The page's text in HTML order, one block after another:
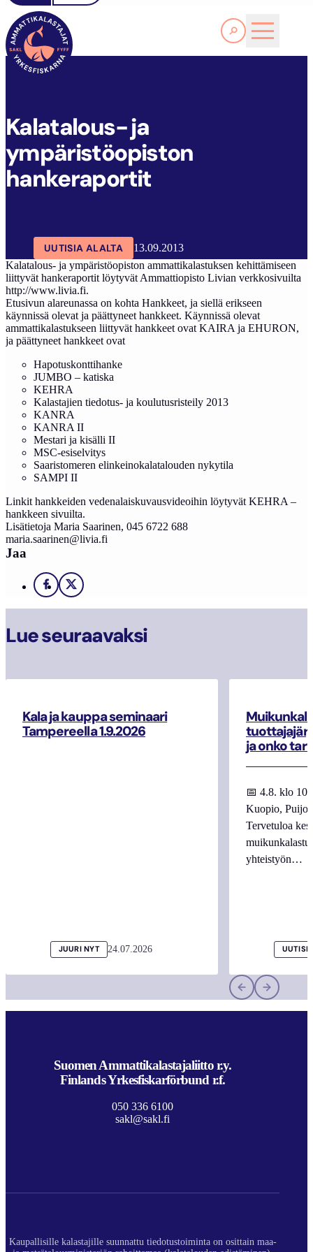
Lue lisää
SAKL
Kalatalous- ja
ympäristöopiston
hankeraportit
UUTISIA ALALTA
13.09.2013
Kalatalous- ja ympäristöopiston ammattikalastuksen kehittämiseen
liittyvät hankeraportit löytyvät Ammattiopisto Livian verkkosivuilta
http://www.livia.fi.
Etusivun alareunassa on kohta Hankkeet, ja siellä erikseen
käynnissä olevat ja päättyneet hankkeet. Käynnissä olevat
ammattikalastukseen liittyvät hankkeet ovat KAIRA ja EHURON,
ja päättyneet hankkeet ovat
Hapotuskonttihanke
JUMBO – katiska
KEHRA
Kalastajien tiedotus- ja koulutusristeily 2013
KANRA
KANRA II
Mestari ja kisälli II
MSC-esiselvitys
Saaristomeren elinkeinokalatalouden nykytila
SAMPI II
Linkit hankkeiden vedenalaiskuvausvideoihin löytyvät KEHRA –
hankkeen sivuilta.
Lisätietoja Maria Saarinen, 045 6722 688
maria.saarinen@livia.fi
Jaa
Facebook
X
Lue seuraavaksi
Kala ja kauppa seminaari
Tampereella 1.9.2026
JUURI NYT 24.07.2026
ja onko
📅 4.8. klo
Kuopio,
Tervetuloa
yhteistyön…
Suomen Ammattikalastajaliitto r.y.
Finlands Yrkesfiskarförbund r.f.
050 336 6100
sakl@sakl.fi
Kaupallisille kalastajille suunnattu tiedotustoiminta on osittain maa-